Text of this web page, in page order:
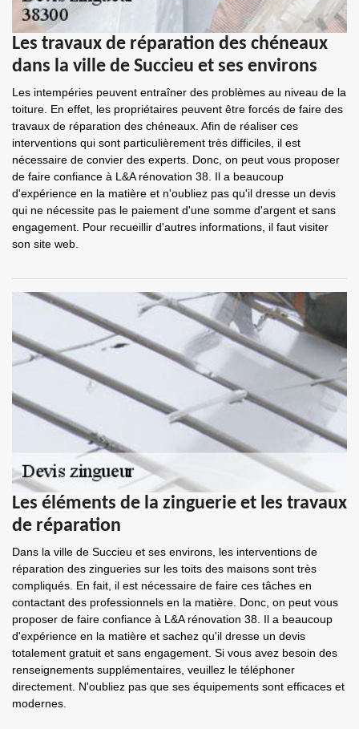
Les travaux de réparation des chéneaux
dans la ville de Succieu et ses environs
Les intempéries peuvent entraîner des problèmes au niveau de la
toiture. En effet, les propriétaires peuvent être forcés de faire des
travaux de réparation des chéneaux. Afin de réaliser ces
interventions qui sont particulièrement très difficiles, il est
nécessaire de convier des experts. Donc, on peut vous proposer
de faire confiance à L&A rénovation 38. Il a beaucoup
d'expérience en la matière et n'oubliez pas qu'il dresse un devis
qui ne nécessite pas le paiement d'une somme d'argent et sans
engagement. Pour recueillir d'autres informations, il faut visiter
son site web.
Les éléments de la zinguerie et les travaux
de réparation
Dans la ville de Succieu et ses environs, les interventions de
réparation des zingueries sur les toits des maisons sont très
compliqués. En fait, il est nécessaire de faire ces tâches en
contactant des professionnels en la matière. Donc, on peut vous
proposer de faire confiance à L&A rénovation 38. Il a beaucoup
d'expérience en la matière et sachez qu'il dresse un devis
totalement gratuit et sans engagement. Si vous avez besoin des
renseignements supplémentaires, veuillez le téléphoner
directement. N'oubliez pas que ses équipements sont efficaces et
modernes.